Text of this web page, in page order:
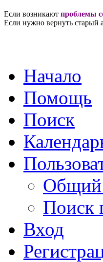
Если возникают проблемы
Если нужно вернуть старый
Начало
Помощь
Поиск
Общий
Поиск
Вход